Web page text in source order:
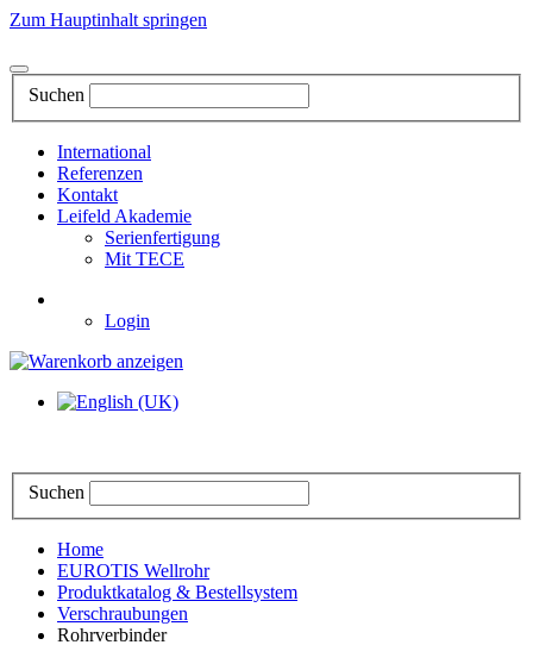
Zum Hauptinhalt springen
Suchen
International
Referenzen
Kontakt
Leifeld Akademie
Serienfertigung
Mit TECE
Login
Suchen
Home
EUROTIS Wellrohr
Produktkatalog & Bestellsystem
Verschraubungen
Rohrverbinder